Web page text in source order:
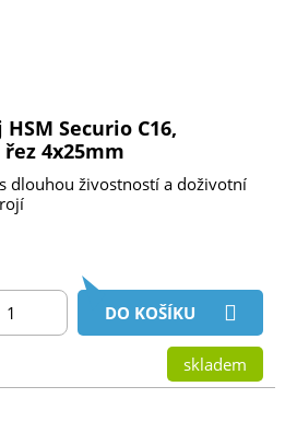
Securio C16,
4x25mm
dlouhou živostností a doživotní
DO KOŠÍKU
skladem